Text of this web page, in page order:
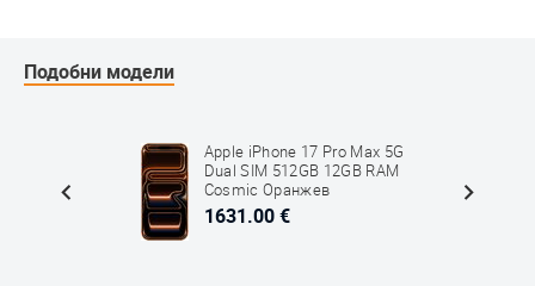
Подобни модели
Apple iPhone 17 Pro Max 5G
Dual SIM 512GB 12GB RAM
Cosmic Оранжев
1631.00 €